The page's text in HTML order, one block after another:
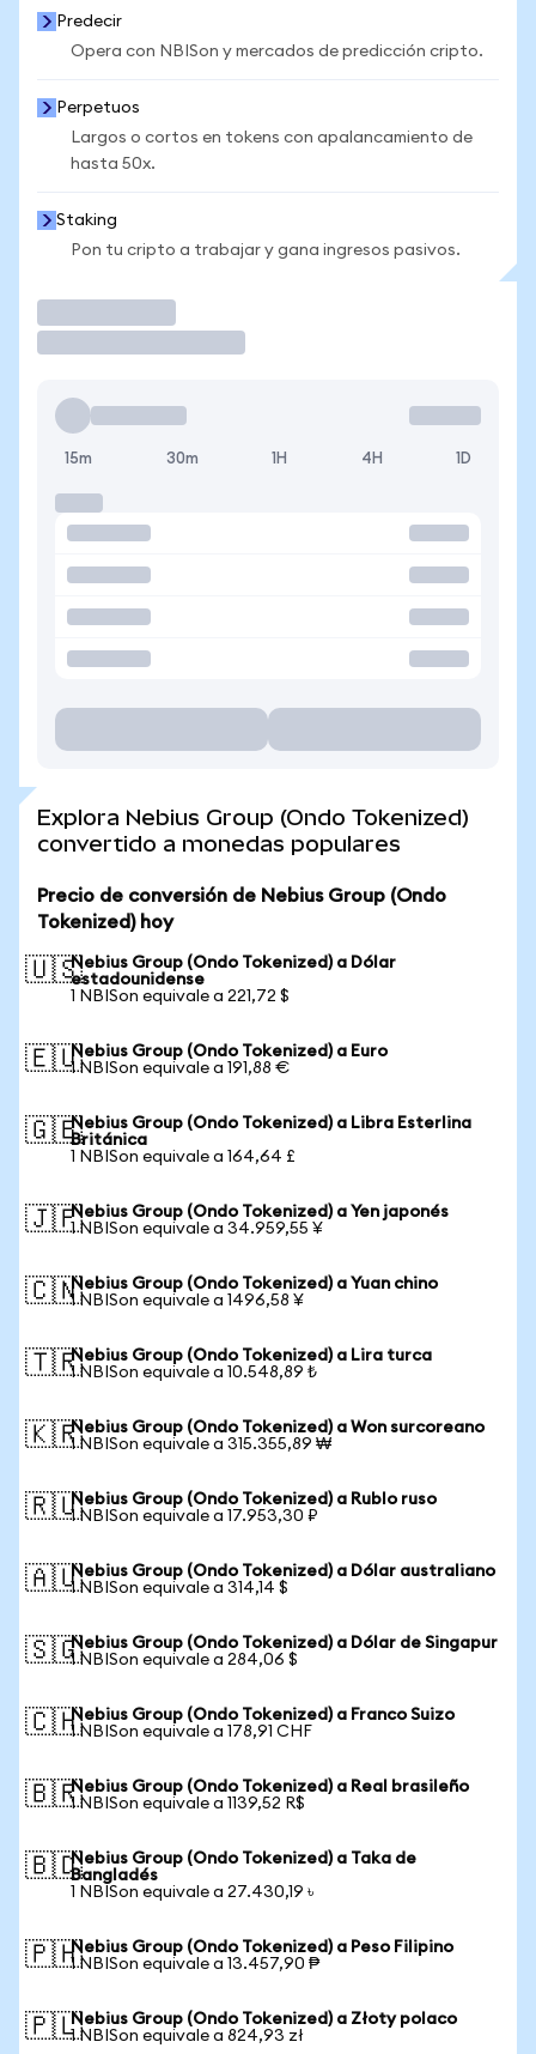
Predecir
Opera con NBISon y mercados de predicción cripto.
Perpetuos
Largos o cortos en tokens con apalancamiento de
hasta 50x.
Staking
Pon tu cripto a trabajar y gana ingresos pasivos.
15m 30m 1H 4H 1D
Explora Nebius Group (Ondo Tokenized)
convertido a monedas populares
Precio de conversión de Nebius Group (Ondo
Tokenized) hoy
🇺🇸Nebius Group (Ondo Tokenized) a Dólar
estadounidense
1 NBISon equivale a 221,72 $
🇪🇺Nebius Group (Ondo Tokenized) a Euro
1 NBISon equivale a 191,88 €
🇬🇧Nebius Group (Ondo Tokenized) a Libra Esterlina
Británica
1 NBISon equivale a 164,64 £
🇯🇵Nebius Group (Ondo Tokenized) a Yen japonés
1 NBISon equivale a 34.959,55 ¥
🇨🇳Nebius Group (Ondo Tokenized) a Yuan chino
1 NBISon equivale a 1496,58 ¥
🇹🇷Nebius Group (Ondo Tokenized) a Lira turca
1 NBISon equivale a 10.548,89 ₺
🇰🇷Nebius Group (Ondo Tokenized) a Won surcoreano
1 NBISon equivale a 315.355,89 ₩
🇷🇺Nebius Group (Ondo Tokenized) a Rublo ruso
1 NBISon equivale a 17.953,30 ₽
🇦🇺Nebius Group (Ondo Tokenized) a Dólar australiano
1 NBISon equivale a 314,14 $
🇸🇬Nebius Group (Ondo Tokenized) a Dólar de Singapur
1 NBISon equivale a 284,06 $
🇨🇭Nebius Group (Ondo Tokenized) a Franco Suizo
1 NBISon equivale a 178,91 CHF
🇧🇷Nebius Group (Ondo Tokenized) a Real brasileño
1 NBISon equivale a 1139,52 R$
🇧🇩Nebius Group (Ondo Tokenized) a Taka de
Bangladés
1 NBISon equivale a 27.430,19 ৳
🇵🇭Nebius Group (Ondo Tokenized) a Peso Filipino
1 NBISon equivale a 13.457,90 ₱
🇵🇱Nebius Group (Ondo Tokenized) a Złoty polaco
1 NBISon equivale a 824,93 zł